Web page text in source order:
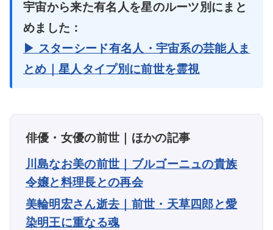
宇宙から来た有名人を星のルーツ別にまと
めました：
▶ スターシード有名人・宇宙系の芸能人ま
とめ｜星人タイプ別に前世を霊視
俳優・女優の前世｜ほかの記事
川島なお美の前世｜ブルゴーニュの貴族
令嬢と料理長との再会
美輪明宏さん逝去｜前世・天草四郎と愛
染明王に重なる魂